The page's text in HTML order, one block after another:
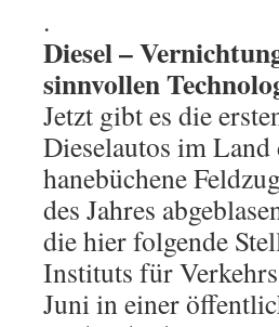
.
Diesel –
sinnvollen
Jetzt gibt es die
Dieselautos im
hanebüchene
des Jahres
die hier folgende
Instituts für
Juni in einer